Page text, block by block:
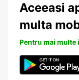
Aceeasi
multa
Pentru mai multe